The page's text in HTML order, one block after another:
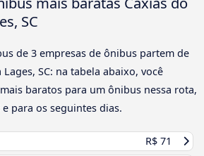
SC
de 3 empresas de ônibus partem de
Lages, SC: na tabela abaixo, você
baratos para um ônibus nessa rota,
e para os seguintes dias.
R$ 71